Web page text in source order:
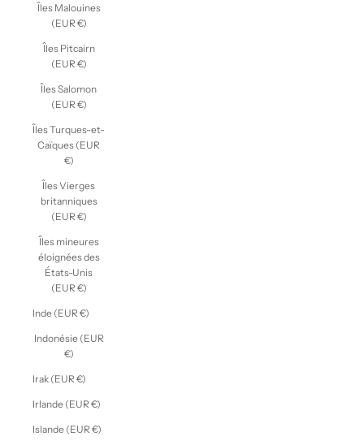
Îles Malouines
(EUR €)
Îles Pitcairn
(EUR €)
Îles Salomon
(EUR €)
Îles Turques-et-
Caïques (EUR
€)
Îles Vierges
britanniques
(EUR €)
Îles mineures
éloignées des
États-Unis
(EUR €)
Inde (EUR €)
Indonésie (EUR
€)
Irak (EUR €)
Irlande (EUR €)
Islande (EUR €)